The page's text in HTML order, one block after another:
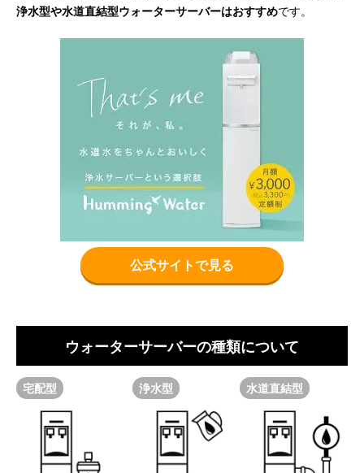
浄水型や水道直結型ウォーターサーバーはおすすめです。
公式サイトで見る
ウォーターサーバーの種類について
宅配型 浄水型 水道直結型